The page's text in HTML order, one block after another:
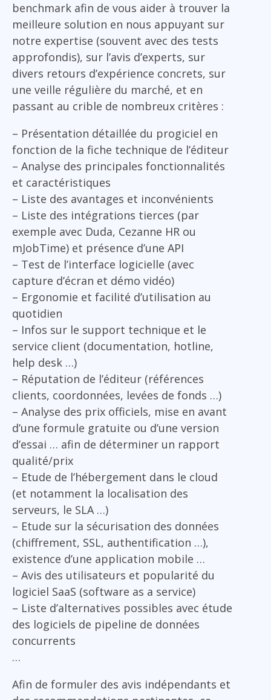
benchmark afin de vous aider à trouver la
meilleure solution en nous appuyant sur
notre expertise (souvent avec des tests
approfondis), sur l’avis d’experts, sur
divers retours d’expérience concrets, sur
une veille régulière du marché, et en
passant au crible de nombreux critères :
– Présentation détaillée du progiciel en
fonction de la fiche technique de l’éditeur
– Analyse des principales fonctionnalités
et caractéristiques
– Liste des avantages et inconvénients
– Liste des intégrations tierces (par
exemple avec Duda, Cezanne HR ou
mJobTime) et présence d’une API
– Test de l’interface logicielle (avec
capture d’écran et démo vidéo)
– Ergonomie et facilité d’utilisation au
quotidien
– Infos sur le support technique et le
service client (documentation, hotline,
help desk …)
– Réputation de l’éditeur (références
clients, coordonnées, levées de fonds …)
– Analyse des prix officiels, mise en avant
d’une formule gratuite ou d’une version
d’essai … afin de déterminer un rapport
qualité/prix
– Etude de l’hébergement dans le cloud
(et notamment la localisation des
serveurs, le SLA …)
– Etude sur la sécurisation des données
(chiffrement, SSL, authentification …),
existence d’une application mobile …
– Avis des utilisateurs et popularité du
logiciel SaaS (software as a service)
– Liste d’alternatives possibles avec étude
des logiciels de pipeline de données
concurrents
…
Afin de formuler des avis indépendants et